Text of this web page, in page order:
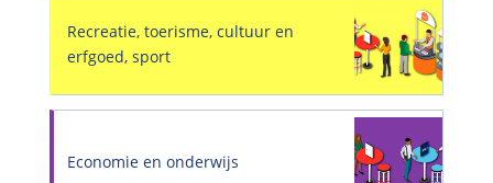
Recreatie, toerisme, cultuur en
erfgoed, sport
Economie en onderwijs